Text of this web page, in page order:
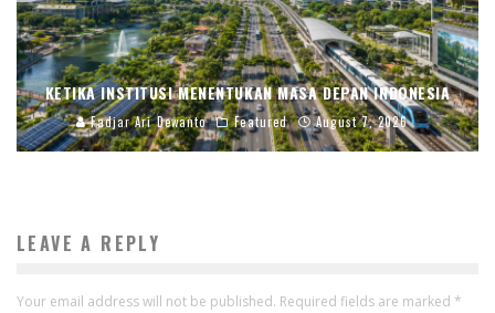
KETIKA INSTITUSI MENENTUKAN MASA DEPAN INDONESIA
Fadjar Ari Dewanto Featured August 7, 2026
LEAVE A REPLY
Your email address will not be published. Required fields are marked *